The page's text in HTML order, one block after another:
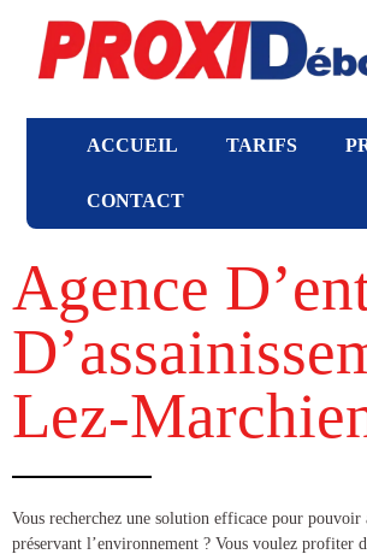
ACCUEIL TARIFS
CONTACT
Agence
Lez-
​​Vous recherchez une solution efficace pour
préservant l’environnement ? Vous voulez profiter